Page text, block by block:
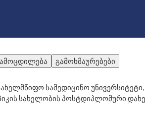
გამოხმაურებები
სამედიცინო უნივერსიტეტი,
სახელობის პოსტდიპლომური